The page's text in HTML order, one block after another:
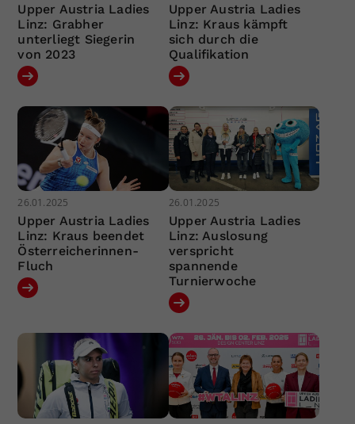
Upper Austria Ladies
Linz: Grabher
unterliegt Siegerin
von 2023
Upper Austria Ladies
Linz: Kraus kämpft
sich durch die
Qualifikation
26.01.2025
Upper Austria Ladies
Linz: Kraus beendet
Österreicherinnen-
Fluch
26.01.2025
Upper Austria Ladies
Linz: Auslosung
verspricht
spannende
Turnierwoche